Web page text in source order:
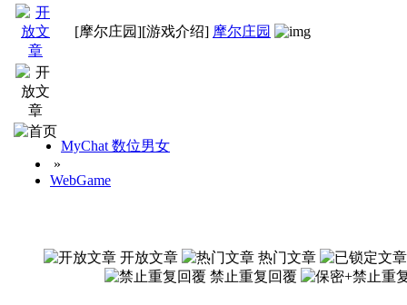
[摩尔庄园][游戏介绍] 摩尔庄园
MyChat 数位男女
»
WebGame
开放文章
热门文章
禁止重复回覆